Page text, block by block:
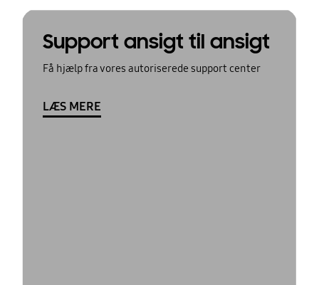
Support ansigt til ansigt
Få hjælp fra vores autoriserede support center
LÆS MERE